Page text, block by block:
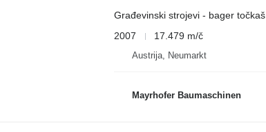
Građevinski strojevi - bager točkaš
2007
17.479 m/č
Austrija, Neumarkt
Mayrhofer Baumaschinen